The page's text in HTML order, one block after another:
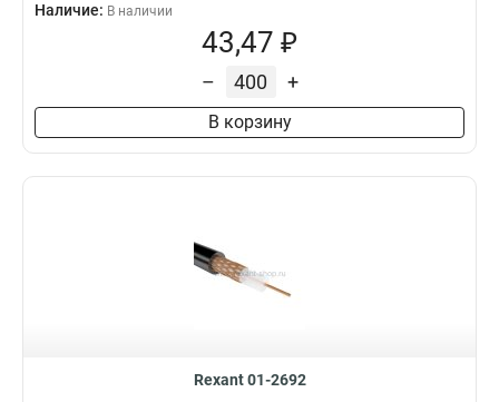
Наличие: В наличии
43,47 ₽
– +
В корзину
Rexant 01-2692